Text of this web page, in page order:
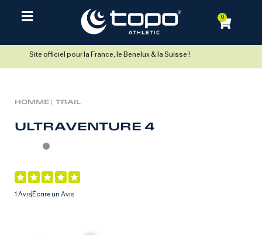
0
Site officiel pour la France, le Benelux & la Suisse !
HOMME | TRAIL
ULTRAVENTURE 4
1 AvisÉcrire un Avis